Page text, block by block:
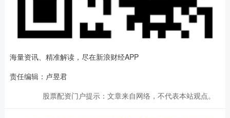
海量资讯、精准解读，尽在新浪财经APP
责任编辑：卢昱君
股票配资门户提示：文章来自网络，不代表本站观点。